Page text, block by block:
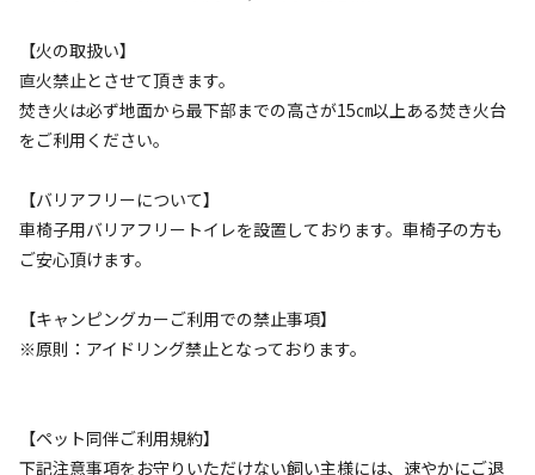
【火の取扱い】
直火禁止とさせて頂きます。
焚き火は必ず地面から最下部までの高さが15㎝以上ある焚き火台
をご利用ください。
【バリアフリーについて】
車椅子用バリアフリートイレを設置しております。車椅子の方も
ご安心頂けます。
【キャンピングカーご利用での禁止事項】
※原則：アイドリング禁止となっております。
【ペット同伴ご利用規約】
下記注意事項をお守りいただけない飼い主様には、速やかにご退
利用タイプ
宿泊 日帰り
利用人数